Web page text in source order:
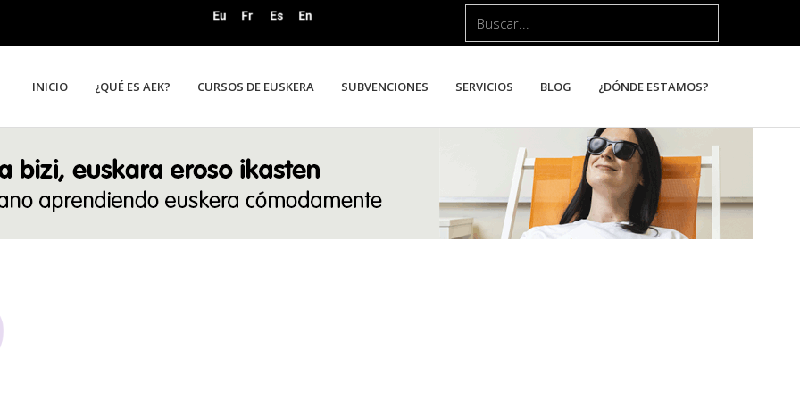
INICIO ¿QUÉ ES AEK? CURSOS DE EUSKERA SUBVENCIONES SERVICIOS BLOG ¿DÓNDE ESTAMOS?